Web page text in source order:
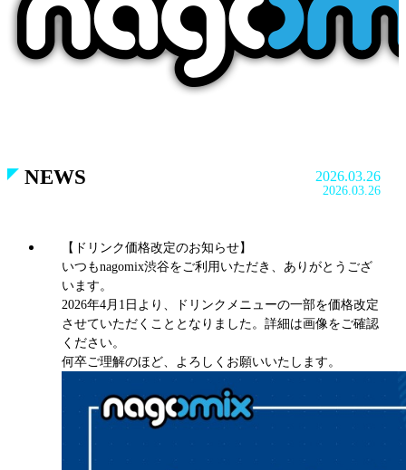
NEWS 2025.08.24
2025.08.24
nagomix渋谷は本日8月24日、11周年を迎えることができ
ました。皆様のご支援に支えられ歩んでこられたことに
心より感謝申し上げます。これからも特別な時間を共有
できる場であり続けられるよう努めてまいります。今後
ともよろしくお願い申し上げます。
nagomix株式会社 代表取締役 藤野雄介